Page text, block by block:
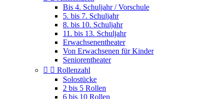
Bis 4. Schuljahr / Vorschule
5. bis 7. Schuljahr
8. bis 10. Schuljahr
11. bis 13. Schuljahr
Erwachsenentheater
Von Erwachsenen für Kinder
Seniorentheater
  Rollenzahl
Solostücke
2 bis 5 Rollen
6 bis 10 Rollen